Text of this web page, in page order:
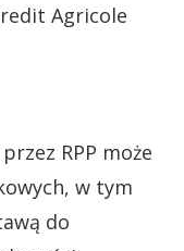
Agricole
RPP może
w tym
do